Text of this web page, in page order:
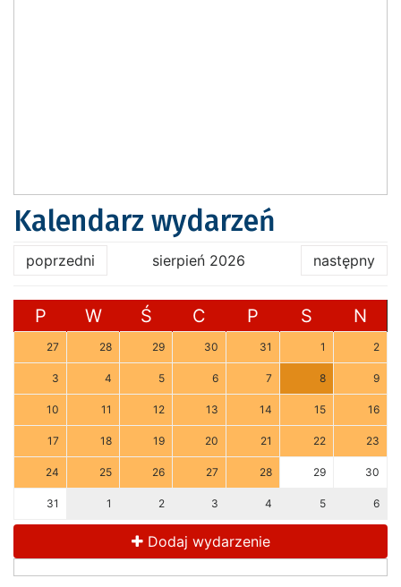
Kalendarz wydarzeń
poprzedni sierpień 2026 następny
P W Ś C P S N
27 28 29 30 31 1 2
3 4 5 6 7 8 9
10 11 12 13 14 15 16
17 18 19 20 21 22 23
24 25 26 27 28 29 30
31 1 2 3 4 5 6
Dodaj wydarzenie